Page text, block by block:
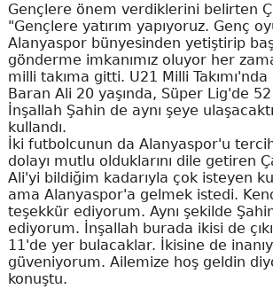
Gençlere önem verdiklerini belirten
"Gençlere yatırım yapıyoruz. Genç
Alanyaspor bünyesinden yetiştirip
gönderme imkanımız oluyor her
milli takıma gitti. U21 Milli
Baran Ali 20 yaşında, Süper Lig'de
İnşallah Şahin de aynı şeye
kullandı.
İki futbolcunun da Alanyaspor'u
dolayı mutlu olduklarını dile getiren
Ali'yi bildiğim kadarıyla çok isteyen
ama Alanyaspor'a gelmek istedi.
teşekkür ediyorum. Aynı şekilde
ediyorum. İnşallah burada ikisi de
11'de yer bulacaklar. İkisine de
güveniyorum. Ailemize hoş geldin
konuştu.